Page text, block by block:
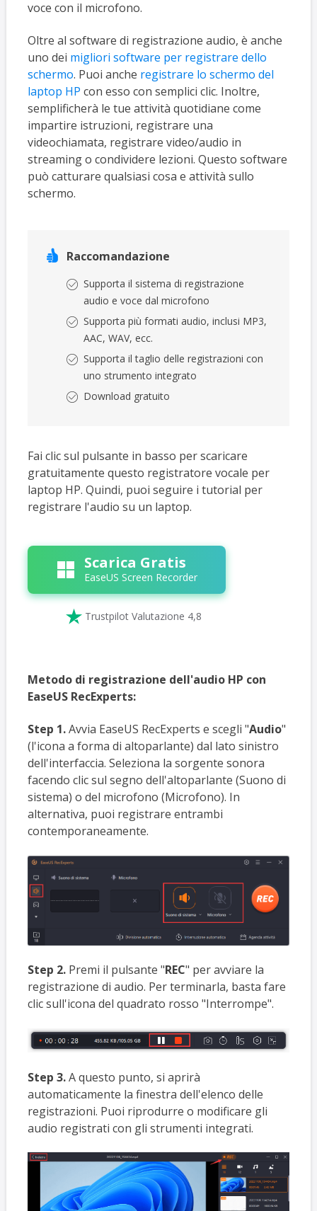
voce con il microfono.
Oltre al software di registrazione audio, è anche
uno dei migliori software per registrare dello
schermo. Puoi anche registrare lo schermo del
laptop HP con esso con semplici clic. Inoltre,
semplificherà le tue attività quotidiane come
impartire istruzioni, registrare una
videochiamata, registrare video/audio in
streaming o condividere lezioni. Questo software
può catturare qualsiasi cosa e attività sullo
schermo.
 Raccomandazione
Supporta il sistema di registrazione
audio e voce dal microfono
Supporta più formati audio, inclusi MP3,
AAC, WAV, ecc.
Supporta il taglio delle registrazioni con
uno strumento integrato
Download gratuito
Fai clic sul pulsante in basso per scaricare
gratuitamente questo registratore vocale per
laptop HP. Quindi, puoi seguire i tutorial per
registrare l'audio su un laptop.
Scarica Gratis
EaseUS Screen Recorder
 Trustpilot Valutazione 4,8
Metodo di registrazione dell'audio HP con
EaseUS RecExperts:
Step 1.Avvia EaseUS RecExperts e scegli "Audio"
(l'icona a forma di altoparlante) dal lato sinistro
dell'interfaccia. Seleziona la sorgente sonora
facendo clic sul segno dell'altoparlante (Suono di
sistema) o del microfono (Microfono). In
alternativa, puoi registrare entrambi
contemporaneamente.
Step 2.Premi il pulsante "REC" per avviare la
registrazione di audio. Per terminarla, basta fare
clic sull'icona del quadrato rosso "Interrompe".
Step 3.A questo punto, si aprirà
automaticamente la finestra dell'elenco delle
registrazioni. Puoi riprodurre o modificare gli
audio registrati con gli strumenti integrati.